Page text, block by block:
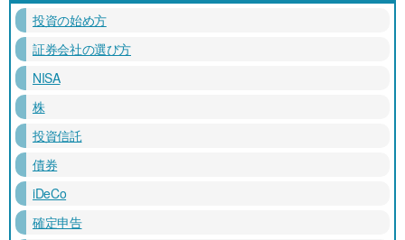
投資の始め方
証券会社の選び方
NISA
株
投資信託
債券
iDeCo
確定申告